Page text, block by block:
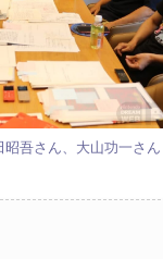
吾さん、大山功一さん